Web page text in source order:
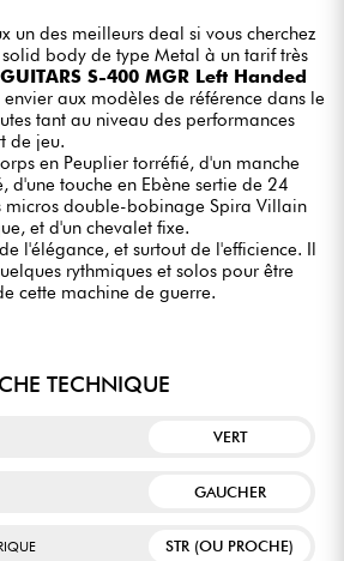
un des meilleurs deal si vous cherchez
body de type Metal à un tarif très
S-400 MGR Left Handed
aux modèles de référence dans le
tant au niveau des performances
de jeu.
en Peuplier torréfié, d'un manche
d'une touche en Ebène sertie de 24
micros double-bobinage Spira Villain
et d'un chevalet fixe.
l'élégance, et surtout de l'efficience. Il
rythmiques et solos pour être
cette machine de guerre.
TECHNIQUE
VERT
GAUCHER
STR (OU PROCHE)